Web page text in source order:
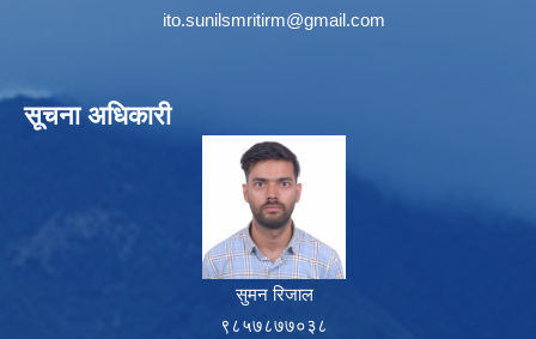
ito.sunilsmritirm@gmail.com
सूचना अधिकारी
सुमन रिजाल
९८५७८७७०३८